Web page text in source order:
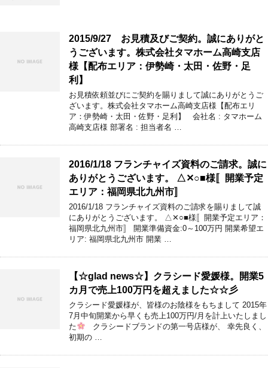
2015/9/27 お見積及びご契約。誠にありがと
うございます。株式会社タマホーム高崎支店
様【配布エリア：伊勢崎・太田・佐野・足
利】
お見積依頼並びにご契約を賜りまして誠にありがとうご
ざいます。株式会社タマホーム高崎支店様【配布エリ
ア：伊勢崎・太田・佐野・足利】 会社名 : タマホーム
高崎支店様 部署名 : 担当者名 …
2016/1/18 フランチャイズ資料のご請求。誠に
ありがとうございます。 △✕○■様〚開業予定
エリア：福岡県北九州市〛
2016/1/18 フランチャイズ資料のご請求を賜りまして誠
にありがとうございます。 △✕○■様〚開業予定エリア：
福岡県北九州市〛 開業準備資金:0～100万円 開業希望エ
リア: 福岡県北九州市 開業 …
【☆glad news☆】クラシード愛媛様。開業5
カ月で売上100万円を超えました☆☆彡
クラシード愛媛様が、皆様のお陰様をもちまして 2015年
7月中旬開業から早くも売上100万円/月を計上いたしまし
た
クラシードブランドの第一号店様が、 幸先良く、
初期の …